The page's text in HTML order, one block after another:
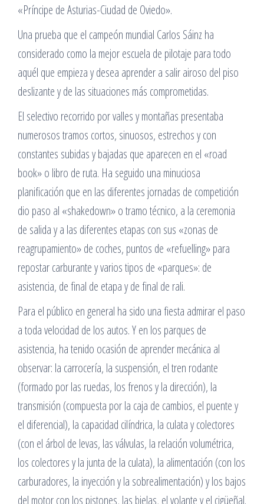
«Príncipe de Asturias-Ciudad de Oviedo».
Una prueba que el campeón mundial Carlos Sáinz ha
considerado como la mejor escuela de pilotaje para todo
aquél que empieza y desea aprender a salir airoso del piso
deslizante y de las situaciones más comprometidas.
El selectivo recorrido por valles y montañas presentaba
numerosos tramos cortos, sinuosos, estrechos y con
constantes subidas y bajadas que aparecen en el «road
book» o libro de ruta. Ha seguido una minuciosa
planificación que en las diferentes jornadas de competición
dio paso al «shakedown» o tramo técnico, a la ceremonia
de salida y a las diferentes etapas con sus «zonas de
reagrupamiento» de coches, puntos de «refuelling» para
repostar carburante y varios tipos de «parques»: de
asistencia, de final de etapa y de final de rali.
Para el público en general ha sido una fiesta admirar el paso
a toda velocidad de los autos. Y en los parques de
asistencia, ha tenido ocasión de aprender mecánica al
observar: la carrocería, la suspensión, el tren rodante
(formado por las ruedas, los frenos y la dirección), la
transmisión (compuesta por la caja de cambios, el puente y
el diferencial), la capacidad cilíndrica, la culata y colectores
(con el árbol de levas, las válvulas, la relación volumétrica,
los colectores y la junta de la culata), la alimentación (con los
carburadores, la inyección y la sobrealimentación) y los bajos
del motor con los pistones, las bielas, el volante y el cigüeñal.